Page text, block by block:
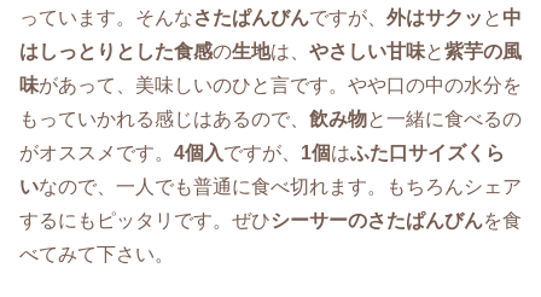
っています。そんなさたぱんびんですが、 外はサクッ と 中
はしっとりとした食感の生地は、 やさしい甘味と紫芋の風
味があって、美味しいのひと言です。やや口の中の水分を
もっていかれる感じはあるので、 飲み物と一緒に食べるの
がオススメです。 4個入ですが、 1個はふた口サイズくら
いなので、一人でも普通に食べ切れます。もちろんシェア
するにもピッタリです。ぜひシーサーのさたぱんびんを食
べてみて下さい。